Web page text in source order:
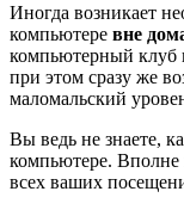
Иногда возникает
компьютере вне
компьютерный клуб
при этом сразу же
маломальский
Вы ведь не знаете,
компьютере. Вполне
всех ваших